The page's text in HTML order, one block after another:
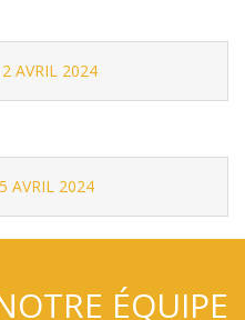
AVRIL 2024
AVRIL 2024
ÉQUIPE